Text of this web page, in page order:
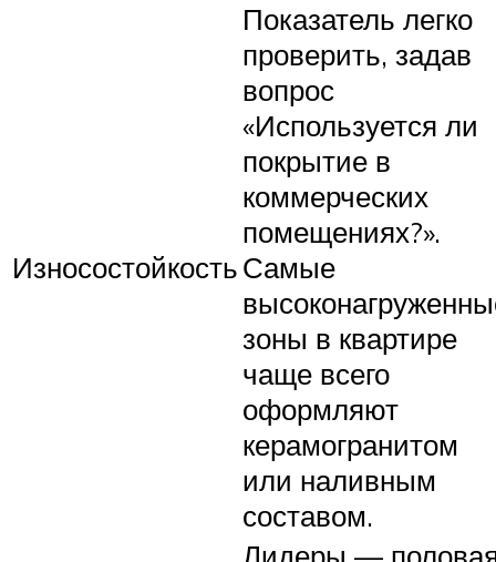
Износостойкость
Показатель легко
проверить, задав
вопрос
«Используется ли
покрытие в
коммерческих
помещениях?».
Самые
зоны в квартире
чаще всего
оформляют
керамогранитом
или наливным
составом.